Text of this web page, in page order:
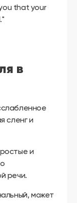
that your
в
сленг и
и
речи.
может